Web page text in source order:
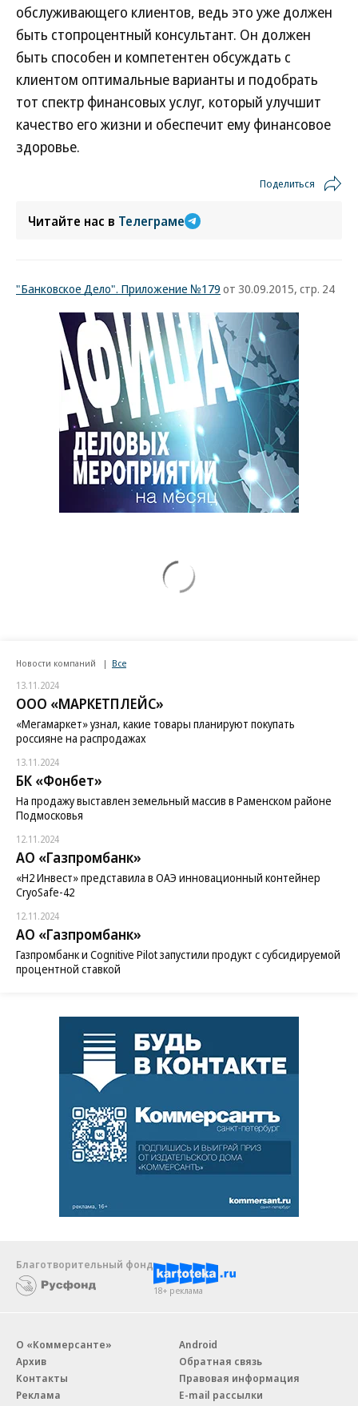
обслуживающего клиентов, ведь это уже должен
быть стопроцентный консультант. Он должен
быть способен и компетентен обсуждать с
клиентом оптимальные варианты и подобрать
тот спектр финансовых услуг, который улучшит
качество его жизни и обеспечит ему финансовое
здоровье.
Поделиться
Читайте нас в Телеграме
"Банковское Дело". Приложение №179 от 30.09.2015, стр. 24
Новости компаний Все
13.11.2024
ООО «МАРКЕТПЛЕЙС»
«Мегамаркет» узнал, какие товары планируют покупать
россияне на распродажах
13.11.2024
БК «Фонбет»
На продажу выставлен земельный массив в Раменском районе
Подмосковья
12.11.2024
АО «Газпромбанк»
«H2 Инвест» представила в ОАЭ инновационный контейнер
CryoSafe-42
12.11.2024
АО «Газпромбанк»
Газпромбанк и Cognitive Pilot запустили продукт с субсидируемой
процентной ставкой
Благотворительный фонд
18+ реклама
О «Коммерсанте»
Архив
Контакты
Реклама
Android
Обратная связь
Правовая информация
E-mail рассылки